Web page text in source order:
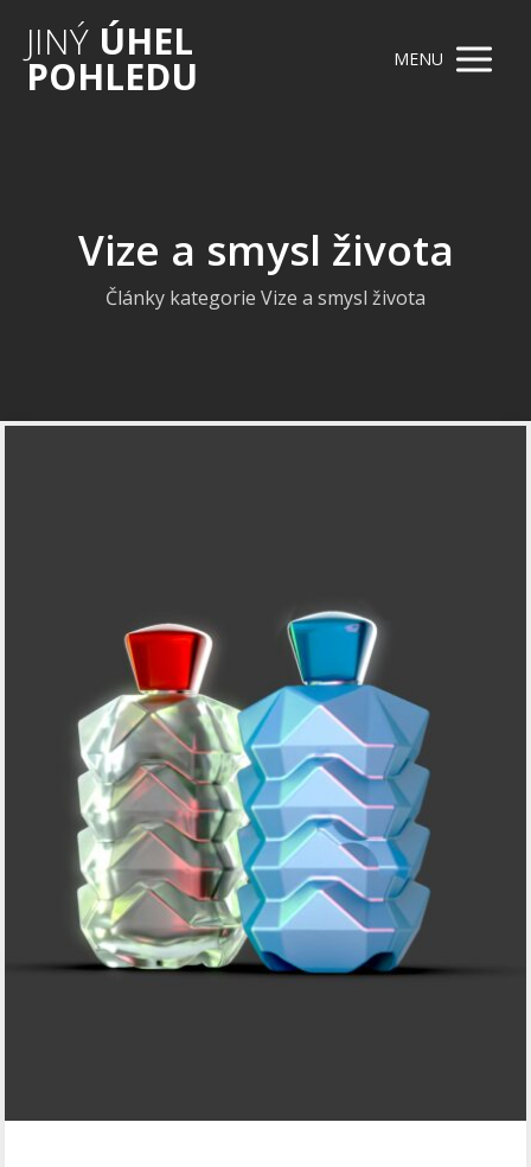
JINÝ ÚHEL
POHLEDU MENU
Vize a smysl života
Články kategorie Vize a smysl života